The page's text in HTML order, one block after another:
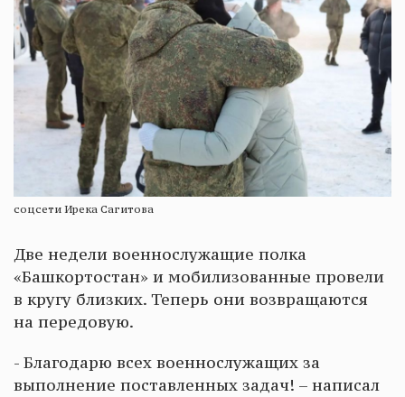
соцсети Ирека Сагитова
Две недели военнослужащие полка
«Башкортостан» и мобилизованные провели
в кругу близких. Теперь они возвращаются
на передовую.
- Благодарю всех военнослужащих за
выполнение поставленных задач! – написал